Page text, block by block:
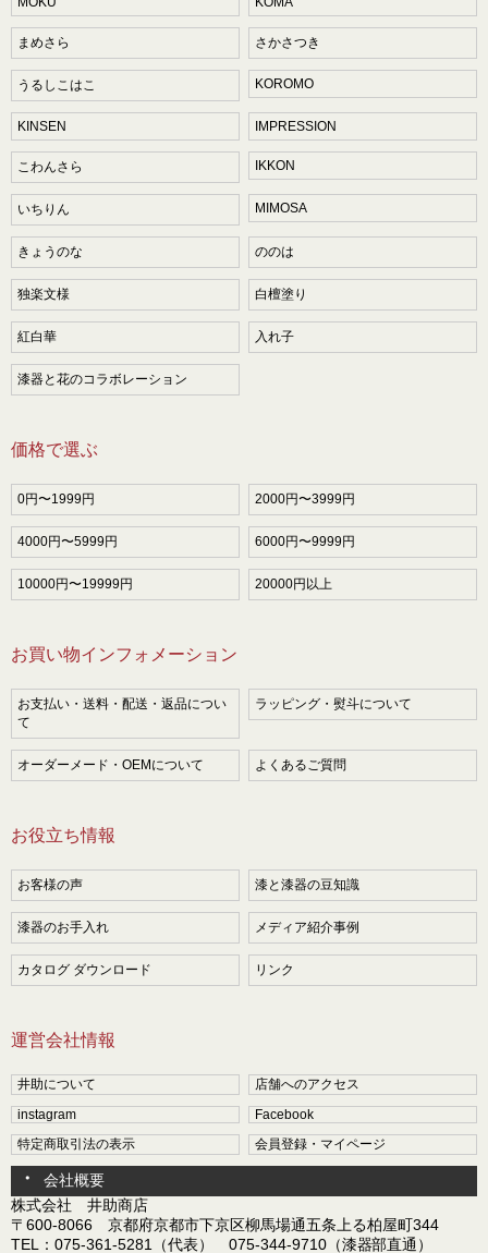
まめさら さかさつき
うるしこはこ KOROMO
KINSEN IMPRESSION
こわんさら IKKON
いちりん MIMOSA
きょうのな ののは
独楽文様 白檀塗り
紅白華 入れ子
漆器と花のコラボレーション
価格で選ぶ
0円〜1999円 2000円〜3999円
4000円〜5999円 6000円〜9999円
10000円〜19999円 20000円以上
お買い物インフォメーション
お支払い・送料・配送・返品につい
て
ラッピング・熨斗について
オーダーメード・OEMについて よくあるご質問
お役立ち情報
お客様の声 漆と漆器の豆知識
漆器のお手入れ メディア紹介事例
カタログ ダウンロード リンク
運営会社情報
井助について
店舗へのアクセス
instagram
Facebook
特定商取引法の表示
会員登録・マイページ
会社概要
株式会社 井助商店
〒600-8066 京都府京都市下京区柳馬場通五条上る柏屋町344
TEL：075-361-5281（代表） 075-344-9710（漆器部直通）